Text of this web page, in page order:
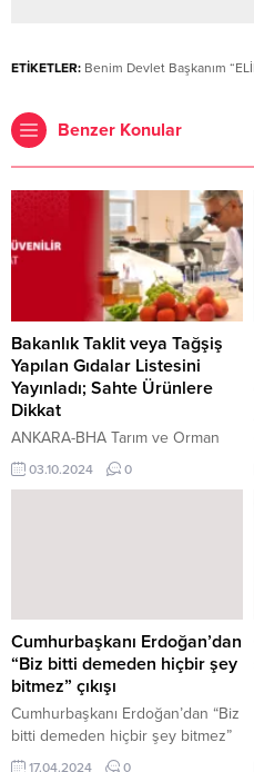
ETİKETLER: Benim Devlet Başkanım
Benzer Konular
Bakanlık Taklit veya Tağşiş
Yapılan Gıdalar Listesini
Yayınladı; Sahte Ürünlere
Dikkat
ANKARA-BHA Tarım ve Orman
Bakanlığı Tarafından açıklanan,
taklit veya tağşiş yapıldığı
https://
siteYayinDurumu=True Tarım ve
Orman Bakanlığının yaptığı
kontroller sonucunda sahip
olduğu bilgileri, 5996 Sayılı
Veteriner Hizmetleri, Bitki Sağlığı,
03.10.2024 0
Cumhurbaşkanı Erdoğan’dan
“Biz bitti demeden hiçbir şey
bitmez” çıkışı
Cumhurbaşkanı Erdoğan’dan “Biz
bitti demeden hiçbir şey bitmez”
çıkışı Uzun süre sonra Ak Parti
17.04.2024 0